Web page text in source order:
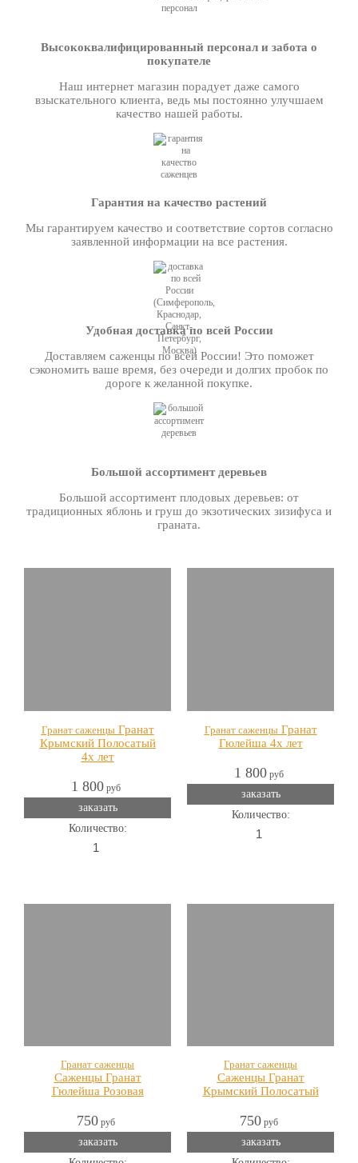
Высококвалифицированный персонал и забота о
покупателе
Наш интернет магазин порадует даже самого
взыскательного клиента, ведь мы постоянно улучшаем
качество нашей работы.
Гарантия на качество растений
Мы гарантируем качество и соответствие сортов согласно
заявленной информации на все растения.
Удобная доставка по всей России
Доставляем саженцы по всей России! Это поможет
сэкономить ваше время, без очереди и долгих пробок по
дороге к желанной покупке.
Большой ассортимент деревьев
Большой ассортимент плодовых деревьев: от
традиционных яблонь и груш до экзотических зизифуса и
граната.
Гранат саженцыГранат
Крымский Полосатый
4х лет
1 800руб
заказать
Количество:
Гранат саженцыГранат
Гюлейша 4х лет
1 800руб
заказать
Количество:
Гранат саженцы
Саженцы Гранат
Гюлейша Розовая
750руб
заказать
Гранат саженцы
Саженцы Гранат
Крымский Полосатый
750руб
заказать